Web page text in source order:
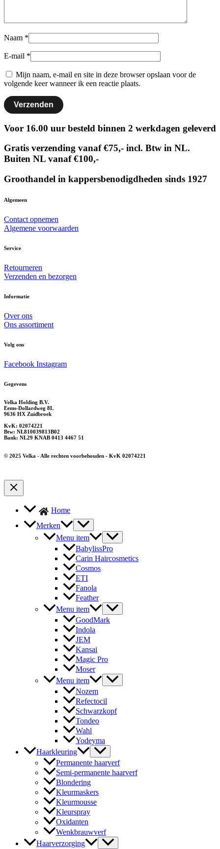
Naam *
E-mail *
Mijn naam, e-mail en site in deze browser opslaan voor de
volgende keer wanneer ik een reactie plaats.
Voor 16.00 uur besteld binnen 2 werkdagen geleverd
Gratis verzending vanaf €75,- incl. Btw in NL.
Buiten NL vanaf €100,-
Groothandel in kappersbenodigdheden sinds 1927
Algemeen
Contact opnemen
Algemene voorwaarden
Service
Retourneren
Verzenden en bezorgen
Informatie
Over ons
Ons assortiment
Volg ons
Facebook Instagram
Gegevens
Velka Holding B.V.
Eems-Dollardweg 8L
9636 HX Zuidbroek
KvK: 02074221
Btw: NL810039813B02
Bank: NL29 KNAB 0413 4467 51
© 2025 Velka - Alle rechten voorbehouden - KvK 02074221
Home
Merken
Menu item
BabylissPro
Carin Haircosmetics
Cosmos
ETI
Fanola
Feather
Menu item
GoodMark
Indola
JEM
Kansai
Magic Pro
Moser
Menu item
Nozem
Refectocil
Schwarzkopf
Tondeo
Wahl
Yodeyma
Haarkleuring
Permanente haarverf
Semi-permanente haarverf
Blondering
Kleurmaskers
Kleurmousse
Kleurspray
Oxidanten
Wenkbrauwverf
Haarverzorging